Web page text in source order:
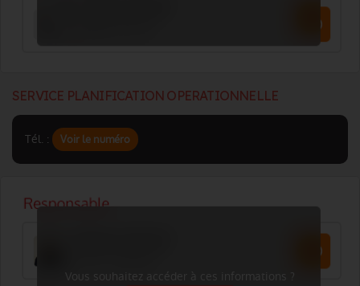
SERVICE PLANIFICATION OPERATIONNELLE
Tél. : Voir le numéro
Vous souhaitez accéder à ces informations ?